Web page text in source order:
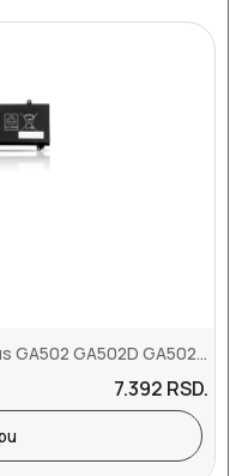
Baterija za laptop Asus Rog Zephyrus GA502 GA502D GA502DU Series C4...
7.392 RSD.